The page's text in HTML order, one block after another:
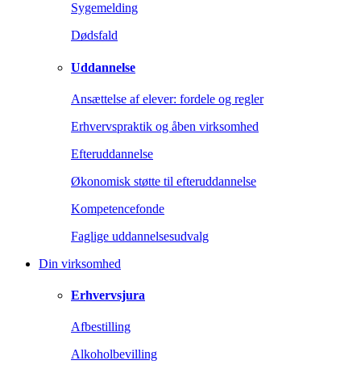
Sygemelding
Dødsfald
Uddannelse
Ansættelse af elever: fordele og regler
Erhvervspraktik og åben virksomhed
Efteruddannelse
Økonomisk støtte til efteruddannelse
Kompetencefonde
Faglige uddannelsesudvalg
Din virksomhed
Erhvervsjura
Afbestilling
Alkoholbevilling